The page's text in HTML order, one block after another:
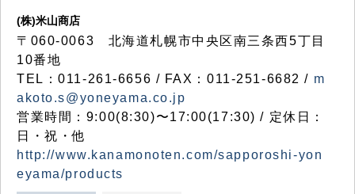
(株)米山商店
〒060-0063 北海道札幌市中央区南三条西5丁目
10番地
TEL：011-261-6656 / FAX：011-251-6682 / m
akoto.s@yoneyama.co.jp
営業時間：9:00(8:30)〜17:00(17:30) / 定休日：
日・祝・他
http://www.kanamonoten.com/sapporoshi-yon
eyama/products